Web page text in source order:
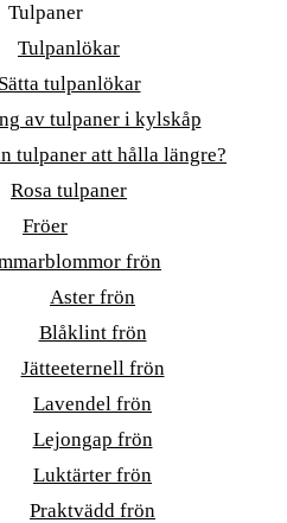
Tulpaner
Tulpanlökar
Sätta tulpanlökar
av tulpaner i kylskåp
tulpaner att hålla längre?
Rosa tulpaner
Fröer
frön
Aster frön
Blåklint frön
Jätteeternell frön
Lavendel frön
Lejongap frön
Luktärter frön
Praktvädd frön